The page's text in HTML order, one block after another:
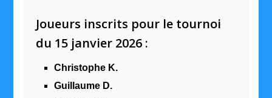
Joueurs inscrits pour le tournoi
du 15 janvier 2026 :
Christophe K.
Guillaume D.